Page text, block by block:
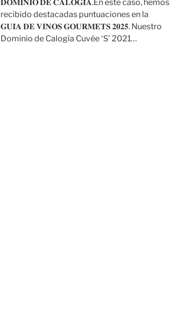
𝐃𝐎𝐌𝐈𝐍𝐈𝐎 𝐃𝐄 𝐂𝐀𝐋𝐎𝐆𝐈́𝐀.En este caso, hemos
recibido destacadas puntuaciones en la
𝐆𝐔𝐈́𝐀 𝐃𝐄 𝐕𝐈𝐍𝐎𝐒 𝐆𝐎𝐔𝐑𝐌𝐄𝐓𝐒 𝟐𝟎𝟐𝟓. Nuestro
Dominio de Calogía Cuvée ‘S’ 2021…